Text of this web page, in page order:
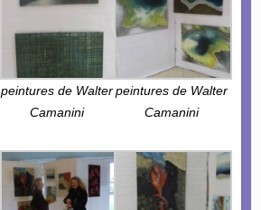
peintures de Walter
Camanini
peintures de Walter
Camanini